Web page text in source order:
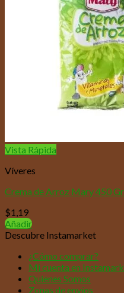
Vista Rápida
Víveres
Crema de Arroz Mary 450 Gr
$1,19
Añadir
Descubre Instamarket
¿Cómo comprar?
Mi cuenta en
Quienes Somos
Zonas de envíos